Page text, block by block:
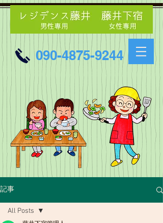
090-4875-9244
記事
All Posts